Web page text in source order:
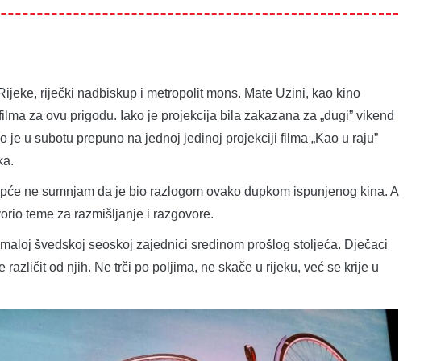
riječki nadbiskup i metropolit mons. Mate Uzini, kao kino
za ovu prigodu. Iako je projekcija bila zakazana za „dugi” vikend
je u subotu prepuno na jednoj jedinoj projekciji filma „Kao u raju”
ne sumnjam da je bio razlogom ovako dupkom ispunjenog kina. A
teme za razmišljanje i razgovore.
švedskoj seoskoj zajednici sredinom prošlog stoljeća. Dječaci
od njih. Ne trči po poljima, ne skače u rijeku, već se krije u